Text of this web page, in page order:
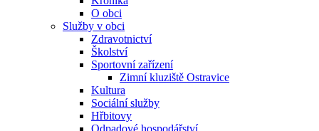
O obci
Služby v obci
Zdravotnictví
Školství
Sportovní zařízení
Zimní kluziště Ostravice
Kultura
Sociální služby
Hřbitovy
Odpadové hospodářství